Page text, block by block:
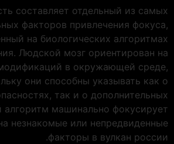
составляет отдельный из самых
факторов привлечения фокуса,
на биологических алгоритмах
Людской мозг ориентирован на
в окружающей среде,
они способны указывать как о
так и о дополнительных
машинально фокусирует
незнакомые или непредвиденные
факторы в вулкан россии.